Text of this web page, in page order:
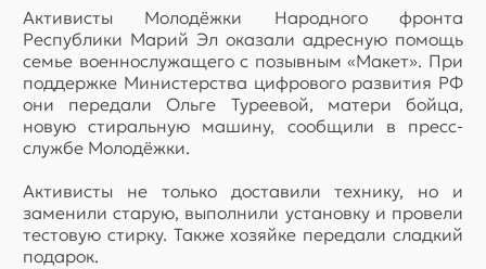
Активисты Молодёжки Народного фронта
Республики Марий Эл оказали адресную помощь
семье военнослужащего с позывным «Макет». При
поддержке Министерства цифрового развития РФ
они передали Ольге Туреевой, матери бойца,
новую стиральную машину, сообщили в пресс-
службе Молодёжки.
Активисты не только доставили технику, но и
заменили старую, выполнили установку и провели
тестовую стирку. Также хозяйке передали сладкий
подарок.